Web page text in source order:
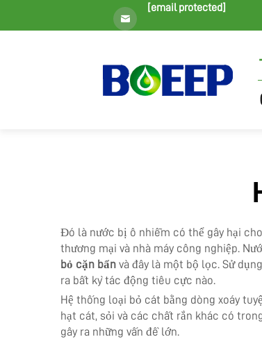
[email protected]
Đó là nước bị ô nhiễm có thể gây hại
thương mại và nhà máy công nghiệp.
bỏ cặn bẩn và đây là một bộ lọc. Sử
ra bất kỳ tác động tiêu cực nào.
Hệ thống loại bỏ cát bằng dòng xoáy
hạt cát, sỏi và các chất rắn khác có
gây ra những vấn đề lớn.